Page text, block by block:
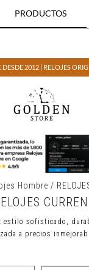
PRODUCTOS
DESDE 2012 | RELOJES
Hombre /
CURREN
estilo sofisticado,
a precios